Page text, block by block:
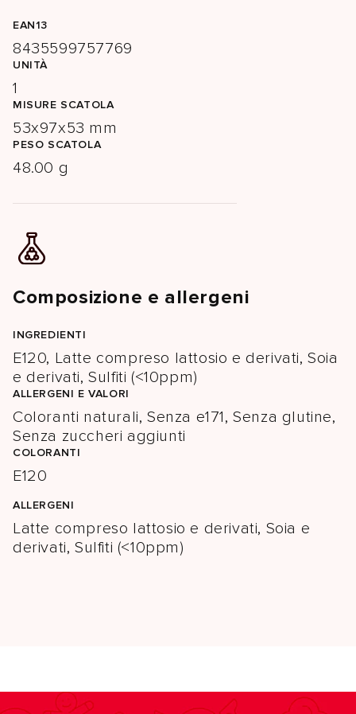
EAN13
8435599757769
UNITÀ
1
MISURE SCATOLA
53x97x53 mm
PESO SCATOLA
48.00 g
Composizione e allergeni
INGREDIENTI
E120, Latte compreso lattosio e derivati, Soia
e derivati, Sulfiti (<10ppm)
ALLERGENI E VALORI
Coloranti naturali, Senza e171, Senza glutine,
Senza zuccheri aggiunti
COLORANTI
E120
ALLERGENI
Latte compreso lattosio e derivati, Soia e
derivati, Sulfiti (<10ppm)